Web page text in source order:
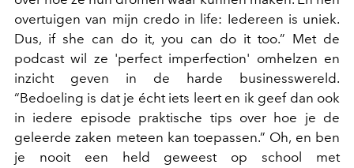
overtuigen van mijn credo in life: Iedereen is uniek.
Dus, if she can do it, you can do it too.” Met de
podcast wil ze 'perfect imperfection' omhelzen en
inzicht geven in de harde businesswereld.
“Bedoeling is dat je écht iets leert en ik geef dan ook
in iedere episode praktische tips over hoe je de
geleerde zaken meteen kan toepassen.” Oh, en ben
je nooit een held geweest op school met